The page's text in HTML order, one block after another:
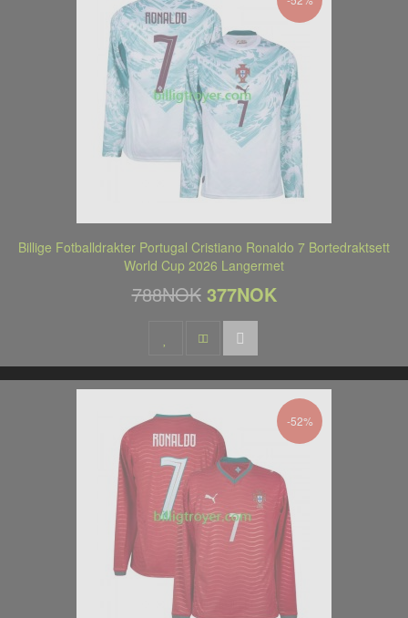
Billige Fotballdrakter Portugal Cristiano Ronaldo 7 Bortedraktsett
World Cup 2026 Langermet
788NOK 377NOK
-52%